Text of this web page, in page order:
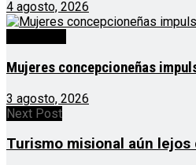
4 agosto, 2026
Mujeres concepcioneñas
3 agosto, 2026
Next Post
Turismo misional aún lejos